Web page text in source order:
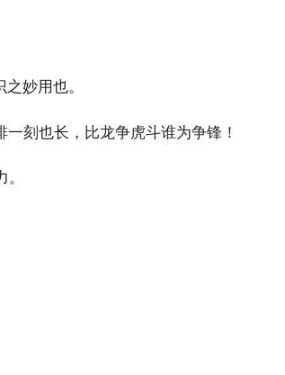
妙用也。
刻也长，比龙争虎斗谁为争锋！